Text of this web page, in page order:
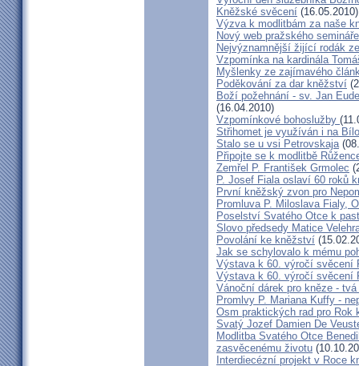
Kněžské svěcení (16.05.2010)
Výzva k modlitbám za naše
Nový web pražského semináře
Nejvýznamnější žijící rodák
Vzpomínka na kardinála
Myšlenky ze zajímavého
Poděkování za dar kněžství
Boží požehnání - sv. Jan
(16.04.2010)
Vzpomínkové bohoslužby
Střihomet je využíván i na
Stalo se u vsi Petrovskaja
Připojte se k modlitbě
Zemřel P. František Grmolec
P. Josef Fiala oslaví 60 roků
První kněžský zvon pro
Promluva P. Miloslava Fialy,
Poselství Svatého Otce k
Slovo předsedy Matice
Povolání ke kněžství
Jak se schylovalo k mému
Výstava k 60. výročí svěcení
Výstava k 60. výročí svěcení
Vánoční dárek pro kněze - tvá
Promlvy P. Mariana Kuffy -
Osm praktických rad pro Rok
Svatý Jozef Damien De
Modlitba Svatého Otce
zasvěcenému životu
Interdiecézní projekt v Roce